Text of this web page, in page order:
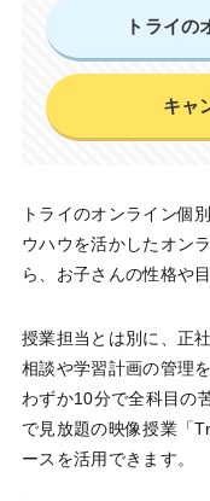
トライの
キャ
トライのオンライン個
ウハウを活かしたオン
ら、お子さんの性格や
授業担当とは別に、正
相談や学習計画の管理
わずか10分で全科目の
で見放題の映像授業「
ースを活用できます。